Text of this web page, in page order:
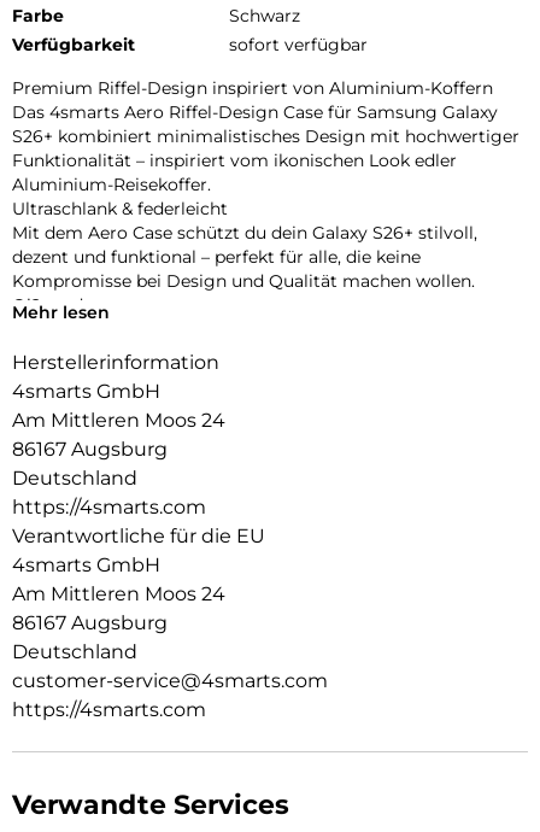
Farbe
Schwarz
Verfügbarkeit
sofort verfügbar
Premium Riffel-Design inspiriert von Aluminium-Koffern
Das 4smarts Aero Riffel-Design Case für Samsung Galaxy
S26+ kombiniert minimalistisches Design mit hochwertiger
Funktionalität – inspiriert vom ikonischen Look edler
Aluminium-Reisekoffer.
Ultraschlank & federleicht
Mit dem Aero Case schützt du dein Galaxy S26+ stilvoll,
dezent und funktional – perfekt für alle, die keine
Kompromisse bei Design und Qualität machen wollen.
Qi2 ready
Der integrierte Magnetring ermöglicht nahtloses Andocken
Griffige Anti-Rutsch-Kanten
Die griffigen Anti-Rutsch-Kanten sorgen für sicheren Halt im
Alltag, ohne das schlanke Format des Galaxy S26+ zu
beeinträchtigen.
Transparent-matte Rückseite mit strukturierter Optik
Die transparente Rückseite mit markanter Riffelstruktur
verleiht dem Case einen modernen, technischen Stil, der
nicht nur optisch beeindruckt, sondern sich auch
hervorragend anfühlt.
Mehr lesen
Herstellerinformation
4smarts GmbH
Am Mittleren Moos 24
86167 Augsburg
Deutschland
https://4smarts.com
Verantwortliche für die EU
4smarts GmbH
Am Mittleren Moos 24
86167 Augsburg
Deutschland
customer-service@4smarts.com
https://4smarts.com
Verwandte Services